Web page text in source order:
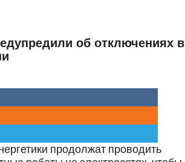
об отключениях в
продолжат проводить